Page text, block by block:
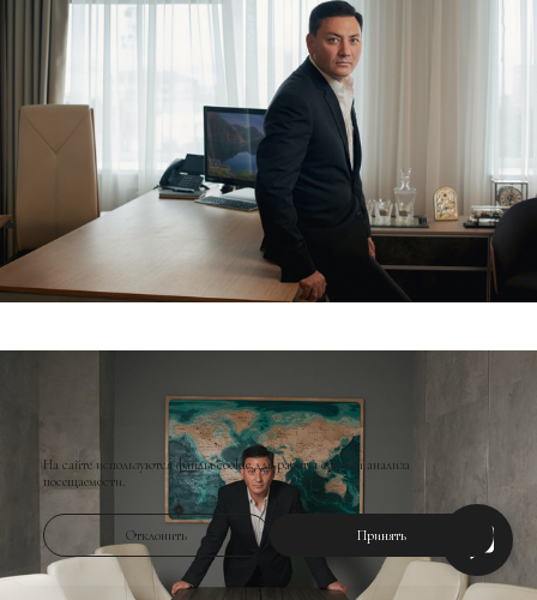
На сайте используются файлы cookie для работы сайта и анализа
посещаемости.
Отклонить Принять